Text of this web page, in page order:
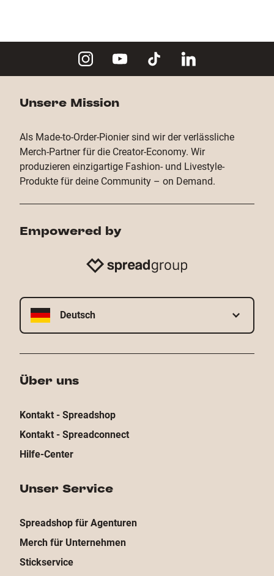
Unsere Mission
Als Made-to-Order-Pionier sind wir der verlässliche
Merch-Partner für die Creator-Economy. Wir
produzieren einzigartige Fashion- und Livestyle-
Produkte für deine Community – on Demand.
Empowered by
Deutsch
Über uns
Kontakt - Spreadshop
Kontakt - Spreadconnect
Hilfe-Center
Unser Service
Spreadshop für Agenturen
Merch für Unternehmen
Stickservice